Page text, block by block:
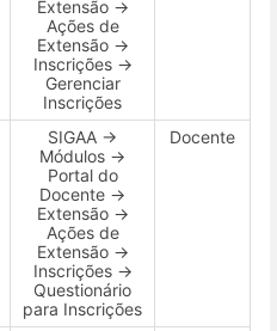
Extensão →
Ações de
Extensão →
Inscrições →
Gerenciar
Inscrições
SIGAA →
Módulos →
Portal do
Docente →
Extensão →
Ações de
Extensão →
Inscrições →
Questionário
para Inscrições
Docente